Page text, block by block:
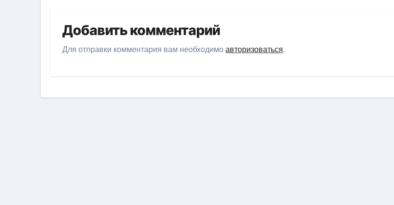
Добавить комментарий
Для отправки комментария вам необходимоавторизоваться.